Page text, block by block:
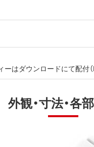
はダウンロードにて配付
外観・寸法・各